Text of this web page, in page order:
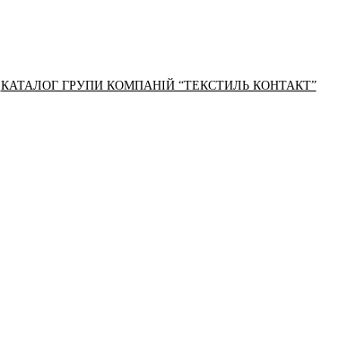
КАТАЛОГ ГРУПИ КОМПАНІЙ “ТЕКСТИЛЬ КОНТАКТ”